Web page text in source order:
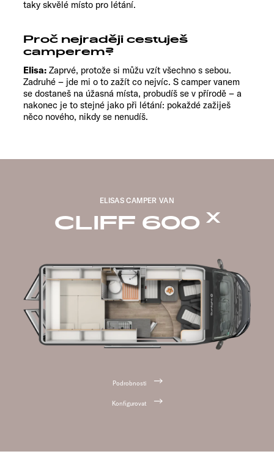
taky skvělé místo pro létání.
Proč nejraději cestuješ
camperem?
Elisa: Zaprvé, protože si můžu vzít všechno s sebou.
Zadruhé – jde mi o to zažít co nejvíc. S camper vanem
se dostaneš na úžasná místa, probudíš se v přírodě – a
nakonec je to stejné jako při létání: pokaždé zažiješ
něco nového, nikdy se nenudíš.
ELISAS CAMPER VAN
CLIFF 600 X
Podrobnosti
Konfigurovat